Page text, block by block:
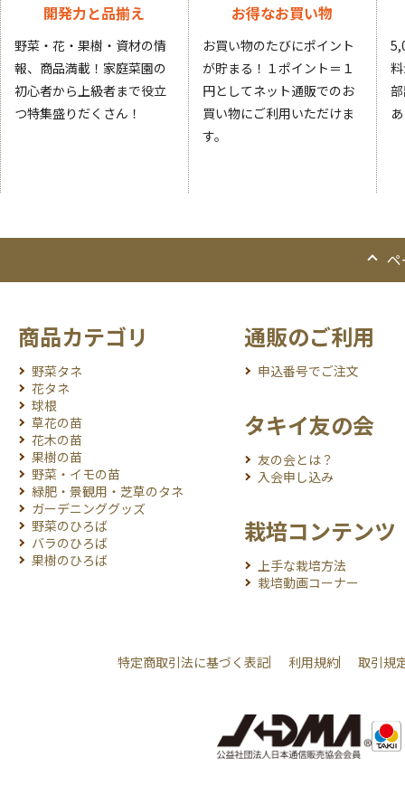
開発力と品揃え
野菜・花・果樹・資材の情
報、商品満載！家庭菜園の
初心者から上級者まで役立
つ特集盛りだくさん！
お得なお買い物
お買い物のたびにポイント
が貯まる！１ポイント＝１
円としてネット通販でのお
買い物にご利用いただけま
す。
商品カテゴリ
野菜タネ
花タネ
球根
草花の苗
花木の苗
果樹の苗
野菜・イモの苗
緑肥・景観用・芝草のタネ
ガーデニンググッズ
野菜のひろば
バラのひろば
果樹のひろば
通販のご利用
申込番号でご注文
タキイ友の会
友の会とは？
入会申し込み
栽培コンテンツ
上手な栽培方法
栽培動画コーナー
特定商取引法に基づく表記 利用規約 取引規